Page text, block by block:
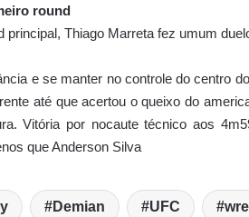
round
principal, Thiago Marreta fez umum
e se manter no controle do centro
até que acertou o queixo do
Vitória por nocaute técnico aos
que Anderson Silva
Demian UFC